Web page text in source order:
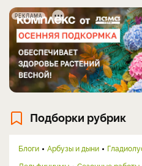
РЕКЛАМА
Подборки рубрик
Блоги Арбузы и дыни